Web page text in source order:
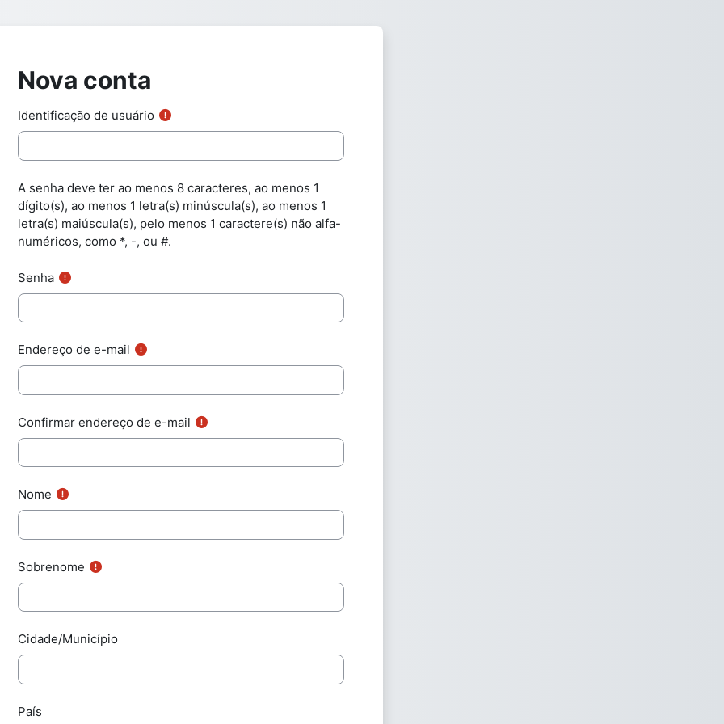
Nova conta
Identificação de usuário
A senha deve ter ao menos 8 caracteres, ao menos 1
dígito(s), ao menos 1 letra(s) minúscula(s), ao menos 1
letra(s) maiúscula(s), pelo menos 1 caractere(s) não alfa-
numéricos, como *, -, ou #.
Senha
Endereço de e-mail
Confirmar endereço de e-mail
Nome
Sobrenome
Cidade/Município
País